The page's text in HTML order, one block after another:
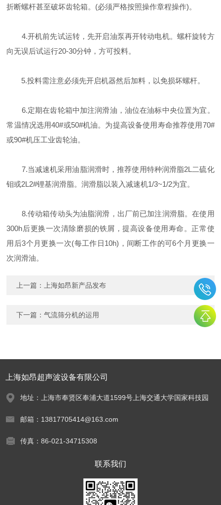
折断螺杆甚至破坏齿轮箱。(必须严格按照操作章程操作)。
4.开机前先试运转，先开启油泵再开转动电机。螺杆旋转方
向无误后试运行20-30分钟，方可投料。
5.投料需注意必须先开启机器然后加料，以免损坏螺杆。
6.定期在齿轮箱中加注润滑油，油位在油标中央位置为宜。
常温情况选用40#或50#机油。为提高设备使用寿命推荐使用70#
或90#机压工业齿轮油。
7.当减速机采用油脂润滑时，推荐使用特种润滑脂2L二硫化
钼或2L2#锂基润滑脂。润滑脂以装入减速机1/3~1/2为宜。
8.传动箱传动头为油脂润滑，出厂前已加注润滑脂。在使用
300h后更换一次清除磨损的铁屑，提高设备使用寿命。正常使
用后3个月更换一次(每工作日10h)，间断工作的可6个月更换一
次润滑油。
上一篇： 上海如昂新产品发布
下一篇：气流筛分机的运用
上海如昂超声波设备有限公司
地址：上海市奉贤区奉浦大道1599号上海交通大学国家科技园
邮箱：13817705414@163.com
传真：86-021-34715308
联系我们